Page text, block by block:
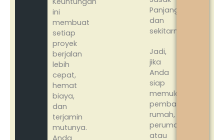
ini
membuat
setiap
proyek
berjalan
lebih
cepat,
hemat
biaya,
dan
terjamin
mutunya.
Anda
Panjang
dan
sekitarnya.
Jadi,
jika
Anda
siap
memulai
pembangunan
rumah,
perumahan,
atau